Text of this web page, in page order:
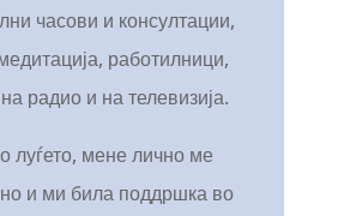
часови и консултации,
работилници,
радио и на телевизија.
луѓето, мене лично ме
но и ми била поддршка во